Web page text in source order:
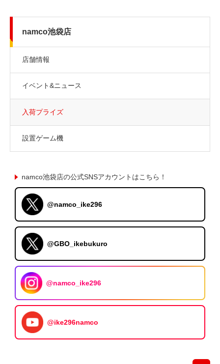
namco池袋店
店舗情報
イベント&ニュース
入荷プライズ
設置ゲーム機
namco池袋店の公式SNSアカウントはこちら！
@namco_ike296
@GBO_ikebukuro
@namco_ike296
@ike296namco